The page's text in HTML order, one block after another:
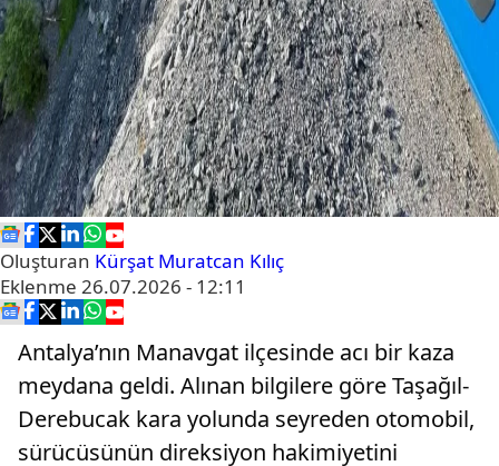
Oluşturan Kürşat Muratcan Kılıç
Eklenme 26.07.2026 - 12:11
Antalya’nın Manavgat ilçesinde acı bir kaza
meydana geldi. Alınan bilgilere göre Taşağıl-
Derebucak kara yolunda seyreden otomobil,
sürücüsünün direksiyon hakimiyetini